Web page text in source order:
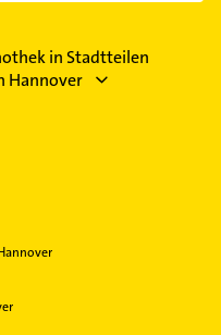
in Stadtteilen
Hannover